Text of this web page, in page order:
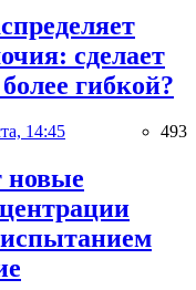
сделает
гибкой?
14:45 493
новые